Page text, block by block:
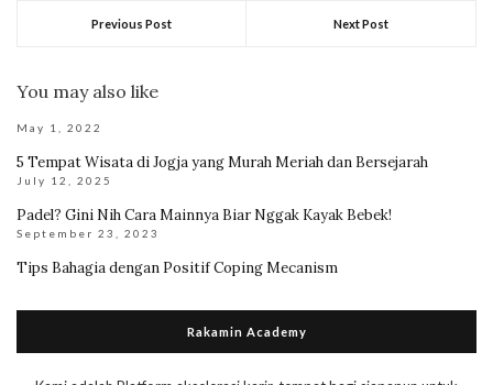
Previous Post Next Post
You may also like
May 1, 2022
5 Tempat Wisata di Jogja yang Murah Meriah dan Bersejarah
July 12, 2025
Padel? Gini Nih Cara Mainnya Biar Nggak Kayak Bebek!
September 23, 2023
Tips Bahagia dengan Positif Coping Mecanism
Rakamin Academy